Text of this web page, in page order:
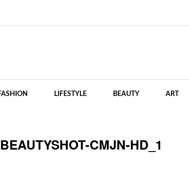
LIFESTYLE BEAUTY ART
CMJN-HD_1